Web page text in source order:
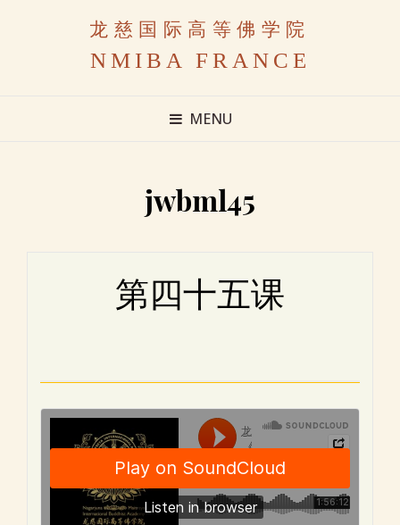
龙慈国际高等佛学院
NMIBA FRANCE
MENU
jwbml45
第四十五课